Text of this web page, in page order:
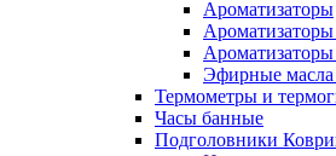
Ароматизаторы
Эфирные
Термометры и
Часы банные
Подголовники